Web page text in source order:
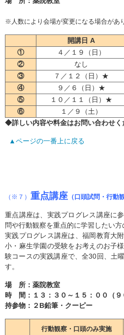
※人数により会場が変更になる場合があ
開講日 A
①
４／１９（日）
②
なし
③
７／１２（日）★
④
９／６（日）★
⑤
１０／１１（日）★
⑥
１／９（土）
◆詳しい内容や料金はお問い合わせく
▲ページの一番上に戻る
（※７） 重点講座 （口頭試問・行動
重点講座は、実践プログレス講座に
問や行動観察を重点的に学習したい方
実践プログレス講座は、福岡教育大
小・麻生学園の受験をお考えのお子
験コースの実践講座で、全30回、土
す。
場 所：薬院教室
時 間：１３：３０～１５：００（９
持参物：２B鉛筆・クーピー
行動観察・口頭のみ実施